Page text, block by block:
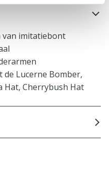
van imitatiebont
de Lucerne Bomber,
Hat, Cherrybush Hat